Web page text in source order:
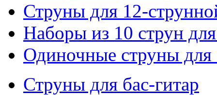
Струны для 12-
Наборы из 10 струн
Одиночные струны для
Струны для бас-гитар